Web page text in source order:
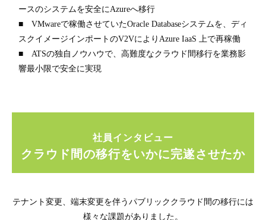
ースのシステムを安全にAzureへ移行
■ VMwareで稼働させていたOracle Databaseシステムを、ディ
スクイメージインポートのV2VによりAzure IaaS 上で再稼働
■ ATSの独自ノウハウで、高難度なクラウド間移行を業務影
響最小限で安全に実現
社員インタビュー
クラウド間の移行をいかに完遂させたか
テナント変更、端末変更を伴うパブリッククラウド間の移行には
様々な課題がありました。